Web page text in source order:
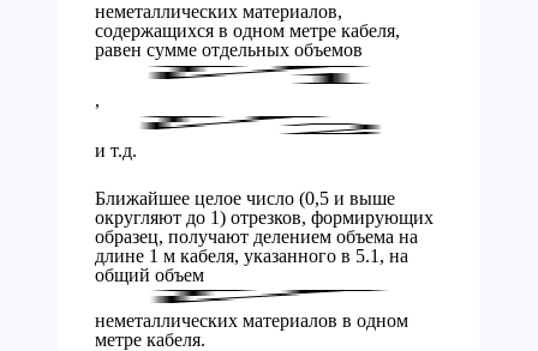
неметаллических материалов,
содержащихся в одном метре кабеля,
равен сумме отдельных объемов
,
и т.д.
Ближайшее целое число (0,5 и выше
округляют до 1) отрезков, формирующих
образец, получают делением объема на
длине 1 м кабеля, указанного в 5.1, на
общий объем
неметаллических материалов в одном
метре кабеля.